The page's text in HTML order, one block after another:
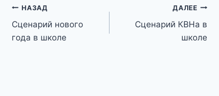
Навигация
по
НАЗАД
Сценарий нового
года в школе
ДАЛЕЕ
Сценарий КВНа в
школе